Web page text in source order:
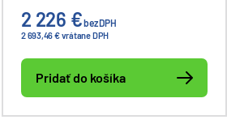
2 226 €bez DPH
2 693,46 € vrátane DPH
Pridať do košíka